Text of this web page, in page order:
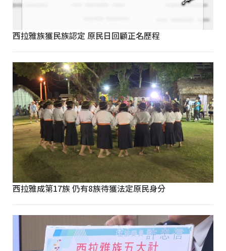
西拉雅族獲民族認定 原民日回顧正名歷程
西拉雅成第17族 仍有8族待獲法定原民身分